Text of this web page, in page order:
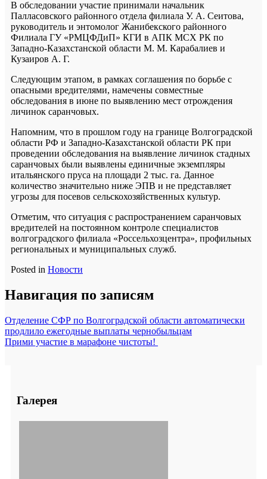
В обследовании участие принимали начальник
Палласовского районного отдела филиала У. А. Сеитова,
руководитель и энтомолог Жанибекского районного
Филиала ГУ «РМЦФДиП» КГИ в АПК МСХ РК по
Западно-Казахстанской области М. М. Карабалиев и
Кузаиров А. Г.
Следующим этапом, в рамках соглашения по борьбе с
опасными вредителями, намечены совместные
обследования в июне по выявлению мест отрождения
личинок саранчовых.
Напомним, что в прошлом году на границе Волгоградской
области РФ и Западно-Казахстанской области РК при
проведении обследования на выявление личинок стадных
саранчовых были выявлены единичные экземпляры
итальянского пруса на площади 2 тыс. га. Данное
количество значительно ниже ЭПВ и не представляет
угрозы для посевов сельскохозяйственных культур.
Отметим, что ситуация с распространением саранчовых
вредителей на постоянном контроле специалистов
волгоградского филиала «Россельхозцентра», профильных
региональных и муниципальных служб.
Posted in Новости
Навигация по записям
Отделение СФР по Волгоградской области автоматически
продлило ежегодные выплаты чернобыльцам
Прими участие в марафоне чистоты!
Галерея